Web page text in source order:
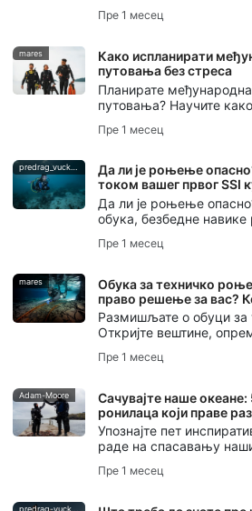
постојећим стањима да
Пре 1 месец
mares
Како испланирати
путовања без стреса
Планирате
путовања? Научите
управљате логистиком и
без стреса.
Пре 1 месец
predrag_vuckovic
Да ли је роњење
током вашег првог SSI
Да ли је роњење
обука, безбедне
новим рониоцима да се
Пре 1 месец
mares
Обука за техничко
право решење за вас?
Размишљате о обуци
Откријте вештине,
како вам SSI обука за
Пре 1 месец
Adam-Moore
Сачувајте наше океане:
ронилаца који праве
Упознајте пет
раде на спасавању
дах, заштиту океана и
Пре 1 месец
predrag-vuckovic